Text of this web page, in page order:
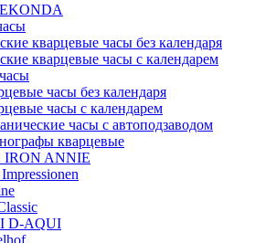
кварцевые часы без календаря
кварцевые часы с календарем
часы без календаря
часы с календарем
часы с автоподзаводом
кварцевые
IRON ANNIE
D-AQUI